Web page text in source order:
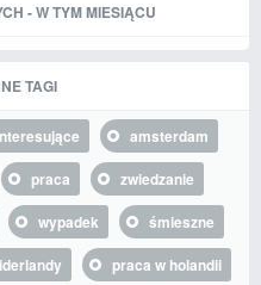
- W TYM MIESIĄCU
TAGI
amsterdam
praca
zwiedzanie
wypadek
śmieszne
praca w holandii